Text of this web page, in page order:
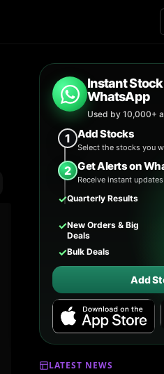
Instant
WhatsApp
Used by 10,000+
1 Add Stocks
Select the stocks you
2 Get Alerts on
Receive instant
✓Quarterly Results
✓New Orders & Big
Deals
✓Bulk Deals
Add
LATEST NEWS